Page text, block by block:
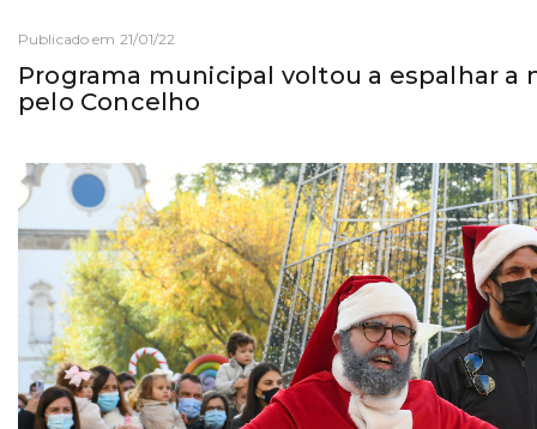
Publicado em 21/01/22
Programa municipal voltou a espalhar a
pelo Concelho